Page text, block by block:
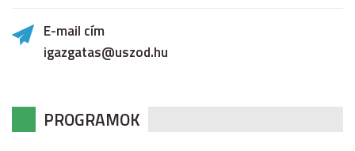
E-mail cím
igazgatas@uszod.hu
PROGRAMOK